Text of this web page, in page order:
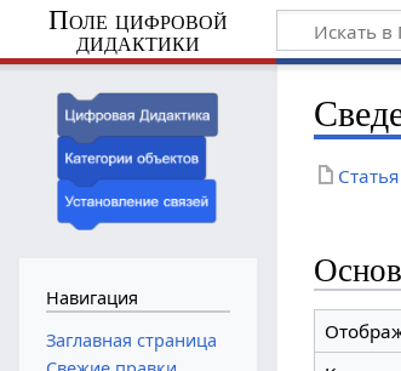
Поле цифровой
дидактики
Статья
Навигация
Заглавная страница